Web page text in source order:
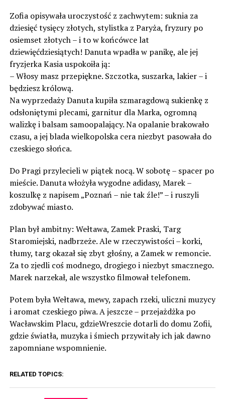
Zofia opisywała uroczystość z zachwytem: suknia za
dziesięć tysięcy złotych, stylistka z Paryża, fryzury po
osiemset złotych – i to w końcówce lat
dziewięćdziesiątych! Danuta wpadła w panikę, ale jej
fryzjerka Kasia uspokoiła ją:
– Włosy masz przepiękne. Szczotka, suszarka, lakier – i
będziesz królową.
Na wyprzedaży Danuta kupiła szmaragdową sukienkę z
odsłoniętymi plecami, garnitur dla Marka, ogromną
walizkę i balsam samoopalający. Na opalanie brakowało
czasu, a jej blada wielkopolska cera niezbyt pasowała do
czeskiego słońca.
Do Pragi przylecieli w piątek nocą. W sobotę – spacer po
mieście. Danuta włożyła wygodne adidasy, Marek –
koszulkę z napisem „Poznań – nie tak źle!” – i ruszyli
zdobywać miasto.
Plan był ambitny: Wełtawa, Zamek Praski, Targ
Staromiejski, nadbrzeże. Ale w rzeczywistości – korki,
tłumy, targ okazał się zbyt głośny, a Zamek w remoncie.
Za to zjedli coś modnego, drogiego i niezbyt smacznego.
Marek narzekał, ale wszystko filmował telefonem.
Potem była Wełtawa, mewy, zapach rzeki, uliczni muzycy
i aromat czeskiego piwa. A jeszcze – przejażdżka po
Wacławskim Placu, gdzieWreszcie dotarli do domu Zofii,
gdzie światła, muzyka i śmiech przywitały ich jak dawno
zapomniane wspomnienie.
RELATED TOPICS: